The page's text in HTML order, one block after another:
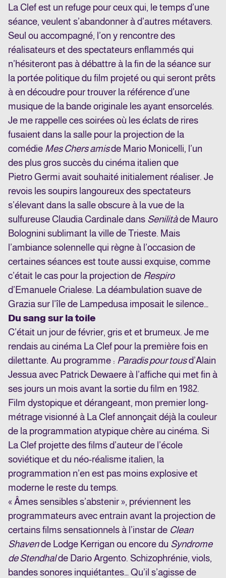
La Clef est un refuge pour ceux qui, le temps d’une
séance, veulent s’abandonner à d’autres métavers.
Seul ou accompagné, l’on y rencontre des
réalisateurs et des spectateurs enflammés qui
n’hésiteront pas à débattre à la fin de la séance sur
la portée politique du film projeté ou qui seront prêts
à en découdre pour trouver la référence d’une
musique de la bande originale les ayant ensorcelés.
Je me rappelle ces soirées où les éclats de rires
fusaient dans la salle pour la projection de la
comédie Mes Chers amisde Mario Monicelli, l’un
des plus gros succès du cinéma italien que
Pietro Germi avait souhaité initialement réaliser. Je
revois les soupirs langoureux des spectateurs
s’élevant dans la salle obscure à la vue de la
sulfureuse Claudia Cardinale dans Senilitàde Mauro
Bolognini sublimant la ville de Trieste. Mais
l’ambiance solennelle qui règne à l’occasion de
certaines séances est toute aussi exquise, comme
c’était le cas pour la projection de Respiro
d’Emanuele Crialese. La déambulation suave de
Grazia sur l’île de Lampedusa imposait le silence…
Du sang sur la toile
C’était un jour de février, gris et et brumeux. Je me
rendais au cinéma La Clef pour la première fois en
dilettante. Au programme : Paradis pour tousd’Alain
Jessua avec Patrick Dewaere à l’affiche qui met fin à
ses jours un mois avant la sortie du film en 1982.
Film dystopique et dérangeant, mon premier long-
métrage visionné à La Clef annonçait déjà la couleur
de la programmation atypique chère au cinéma. Si
La Clef projette des films d’auteur de l’école
soviétique et du néo-réalisme italien, la
programmation n’en est pas moins explosive et
moderne le reste du temps.
« Âmes sensibles s’abstenir », préviennent les
programmateurs avec entrain avant la projection de
certains films sensationnels à l’instar de Clean
Shavende Lodge Kerrigan ou encore du Syndrome
de Stendhalde Dario Argento. Schizophrénie, viols,
bandes sonores inquiétantes… Qu’il s’agisse de